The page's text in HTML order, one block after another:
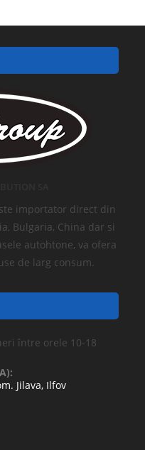
importator direct din
Bulgaria, China dar si
autohtone, va ofera
de larg consum.
între orele 10-18
Jilava, Ilfov